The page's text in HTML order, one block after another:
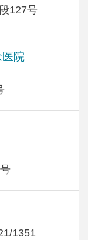
127号
院
1351